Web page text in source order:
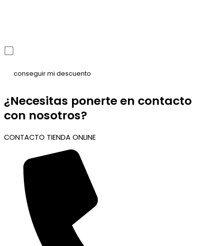
¿Necesitas ponerte en contacto
con nosotros?
CONTACTO TIENDA ONLINE